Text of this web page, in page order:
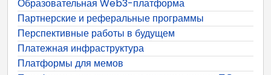
Образовательная Web3-платформа
Партнерские и реферальные программы
Перспективные работы в будущем
Платежная инфраструктура
Платформы для мемов